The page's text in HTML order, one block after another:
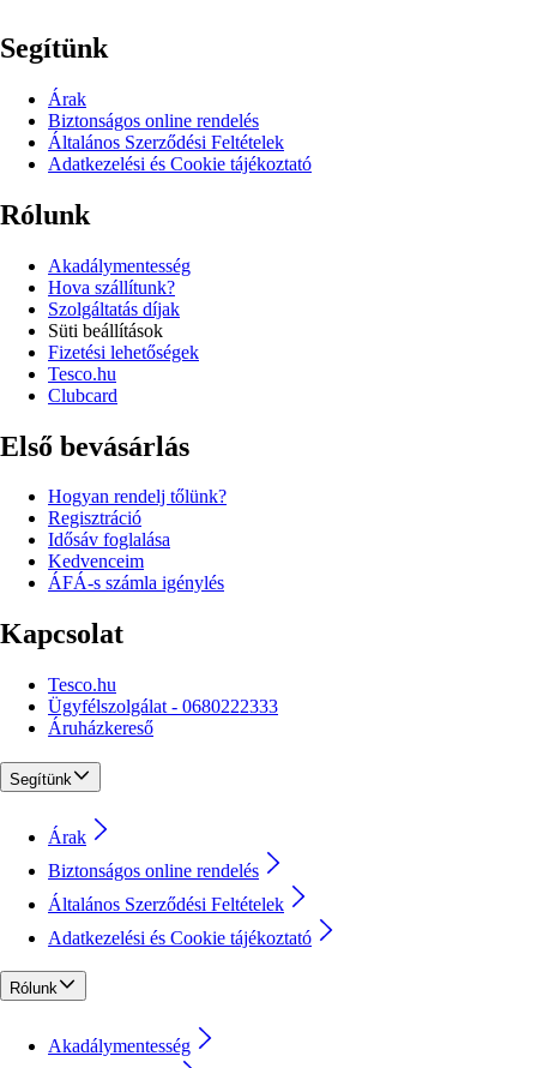
Segítünk
Árak
Biztonságos online rendelés
Általános Szerződési Feltételek
Adatkezelési és Cookie tájékoztató
Rólunk
Akadálymentesség
Hova szállítunk?
Szolgáltatás díjak
Süti beállítások
Fizetési lehetőségek
Tesco.hu
Clubcard
Első bevásárlás
Hogyan rendelj tőlünk?
Regisztráció
Idősáv foglalása
Kedvenceim
ÁFÁ-s számla igénylés
Kapcsolat
Tesco.hu
Ügyfélszolgálat - 0680222333
Áruházkereső
Segítünk
Árak
Biztonságos online rendelés
Általános Szerződési Feltételek
Adatkezelési és Cookie tájékoztató
Rólunk
Akadálymentesség